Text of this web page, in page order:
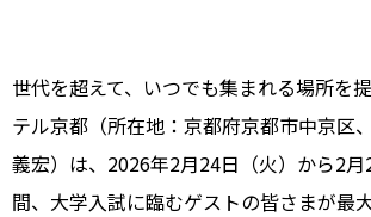
世代を超えて、いつでも集まれる場所を
テル京都（所在地：京都府京都市中京区
義宏）は、2026年2月24日（火）から2
間、大学入試に臨むゲストの皆さまが最